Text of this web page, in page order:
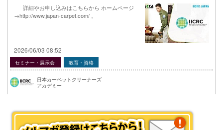
詳細やお申し込みはこちらから ホームページ
→http://www.japan-carpet.com/ 。
2026/06/03 08:52
セミナー・展示会 教育・資格
日本カーペットクリーナーズ
アカデミー